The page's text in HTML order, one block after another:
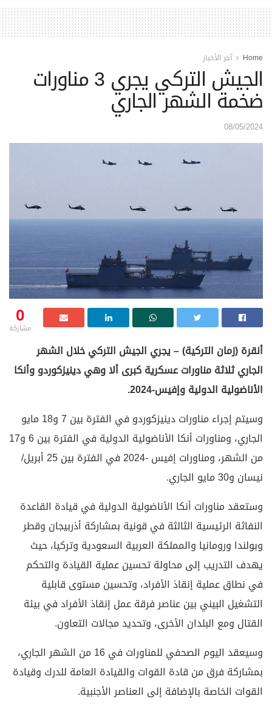
Home آخر الأخبار
الجيش التركي يجري 3 مناورات
ضخمة الشهر الجاري
08/05/2024
0
مشاركة
أنقرة (زمان التركية) – يجري الجيش التركي خلال الشهر
الجاري ثلاثة مناورات عسكرية كبرى ألا وهي دينيزكوردو وأنكا
الأناضولية الدولية وإفيس-2024.
وسيتم إجراء مناورات دينيزكوردو في الفترة بين 7 و18 مايو
الجاري، ومناورات أنكا الأناضولية الدولية في الفترة بين 6 و17
من الشهر، ومناورات إفيس -2024 في الفترة بين 25 أبريل/
نيسان و30 مايو الجاري.
وستعقد مناورات أنكا الأناضولية الدولية في قيادة القاعدة
النفاثة الرئيسية الثالثة في قونية بمشاركة أذربيجان وقطر
وبولندا ورومانيا والمملكة العربية السعودية وتركيا، حيث
يهدف التدريب إلى محاولة تحسين عملية القيادة والتحكم
في نطاق عملية إنقاذ الأفراد، وتحسين مستوى قابلية
التشغيل البيني بين عناصر فرقة عمل إنقاذ الأفراد في بيئة
القتال ومع البلدان الأخرى، وتحديد مجالات التعاون.
وسيعقد اليوم الصحفي للمناورات في 16 من الشهر الجاري،
بمشاركة فرق من قادة القوات والقيادة العامة للدرك وقيادة
القوات الخاصة بالإضافة إلى العناصر الأجنبية.